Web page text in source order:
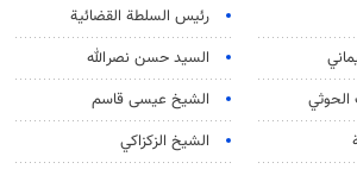
رئیس السلطة القضائیة
السيد حسن نصرالله
الحوثي
الشيخ عيسى قاسم
الشيخ الزكزاكي